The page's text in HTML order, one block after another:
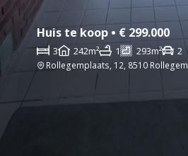
Huis te koop • € 299.000
3 242m² 1 293m² 2
Rollegemplaats, 12, 8510 Rollegem